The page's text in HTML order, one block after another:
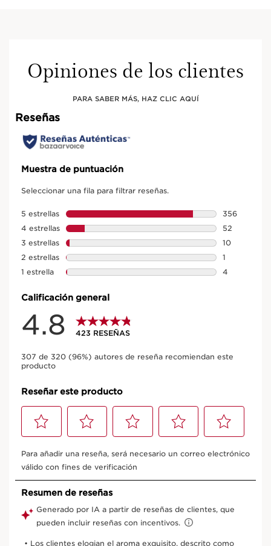
Opiniones de los clientes
PARA SABER MÁS, HAZ CLIC AQUÍ